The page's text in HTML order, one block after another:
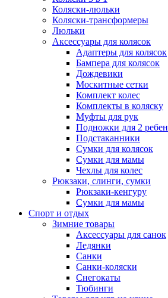
Коляски-люльки
Коляски-трансформеры
Люльки
Аксессуары для колясок
Адаптеры для колясок
Бампера для колясок
Дождевики
Москитные сетки
Комплект колес
Комплекты в коляску
Муфты для рук
Подножки для 2
Подстаканники
Сумки для колясок
Сумки для мамы
Чехлы для колес
Рюкзаки, слинги, сумки
Рюкзаки-кенгуру
Сумки для мамы
Спорт и отдых
Зимние товары
Аксессуары для санок
Ледянки
Санки
Санки-коляски
Снегокаты
Тюбинги